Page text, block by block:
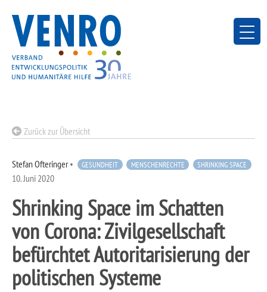
content
Zurück zur Übersicht
GESUNDHEIT MENSCHENRECHTE SHRINKING SPACE
Stefan Ofteringer•
10. Juni 2020
Shrinking Space im Schatten
von Corona: Zivilgesellschaft
befürchtet Autoritarisierung der
politischen Systeme